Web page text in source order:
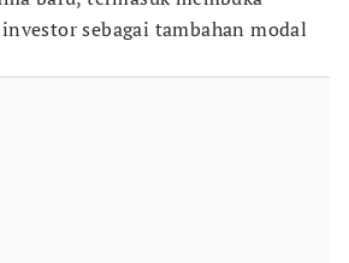
sebagai tambahan modal